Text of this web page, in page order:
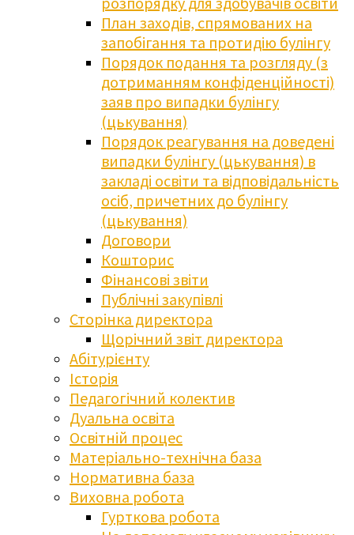
План заходів, спрямованих на
запобігання та протидію булінгу
Порядок подання та розгляду (з
дотриманням конфіденційності)
заяв про випадки булінгу
(цькування)
Порядок реагування на доведені
випадки булінгу (цькування) в
закладі освіти та відповідальність
осіб, причетних до булінгу
(цькування)
Договори
Кошторис
Фінансові звіти
Публічні закупівлі
Сторінка директора
Щорічний звіт директора
Абітурієнту
Історія
Педагогічний колектив
Дуальна освіта
Освітній процес
Матеріально-технічна база
Нормативна база
Виховна робота
Гурткова робота